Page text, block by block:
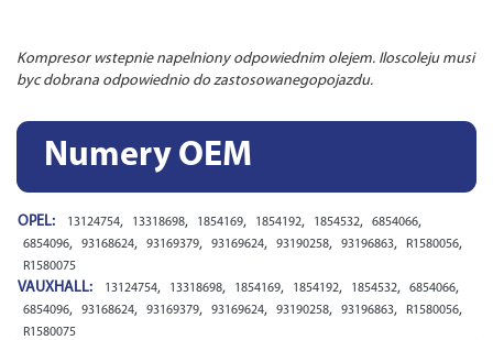
Kompresor wstepnie napelniony odpowiednim olejem. Iloscoleju musi
byc dobrana odpowiednio do zastosowanegopojazdu.
Numery OEM
OPEL: 13124754, 13318698, 1854169, 1854192, 1854532, 6854066,
6854096, 93168624, 93169379, 93169624, 93190258, 93196863, R1580056,
R1580075
VAUXHALL: 13124754, 13318698, 1854169, 1854192, 1854532, 6854066,
6854096, 93168624, 93169379, 93169624, 93190258, 93196863, R1580056,
R1580075